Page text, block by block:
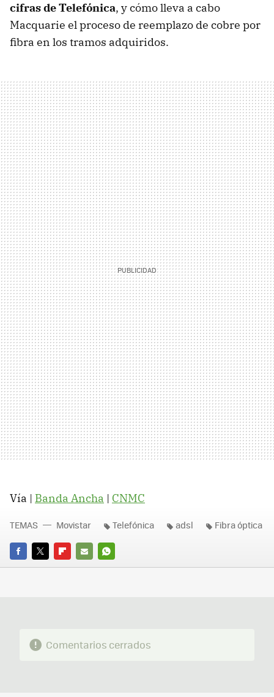
cifras de Telefónica, y cómo lleva a cabo
Macquarie el proceso de reemplazo de cobre por
fibra en los tramos adquiridos.
Vía | Banda Ancha | CNMC
FACEBOOK
TWITTERFLIPBOARD
E-
WHATSAPP
TEMAS Movistar Telefónica adsl Fibra óptica
Comentarios cerrados